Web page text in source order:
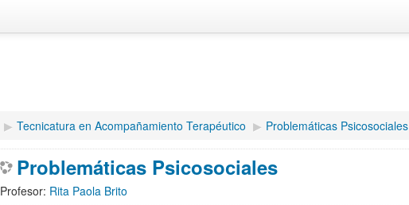
▶︎ Tecnicatura en Acompañamiento Terapéutico ▶︎ Problemáticas Psicosociales
Problemáticas Psicosociales
Profesor: Rita Paola Brito